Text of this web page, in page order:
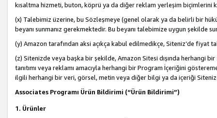
kısaltma hizmeti, buton, köprü ya da diğer reklam yerleşim biçimlerini
(x) Talebimiz üzerine, bu Sözleşmeye (genel olarak ya da belirli bir
beyanı sunmanız gerekmektedir. Bu beyanı talebimize uygun şekilde
(y) Amazon tarafından aksi açıkça kabul edilmedikçe, Siteniz’de fiyat
(z) Sitenizde veya başka bir şekilde, Amazon Sitesi dışında herhangi
tanıtımı veya reklamı amacıyla herhangi bir Program İçeriğini
ilgili herhangi bir veri, görsel, metin veya diğer bilgi ya da içeriği
Associates Programı Ürün Bildirimi (“Ürün Bildirimi”)
1. Ürünler